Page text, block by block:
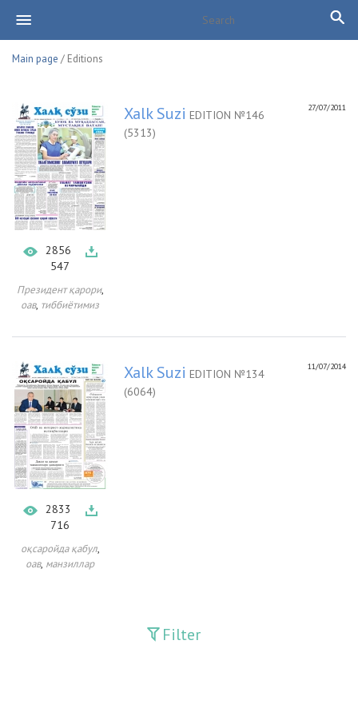
Main page / Editions
2856
547
Президент қарори,
оав, тиббиётимиз
27/07/2011
Xalk Suzi EDITION №146
(5313)
2833
716
оқсаройда қабул,
оав, манзиллар
11/07/2014
Xalk Suzi EDITION №134
(6064)
Filter